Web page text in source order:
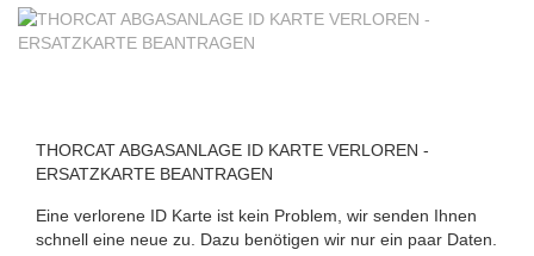
THORCAT ABGASANLAGE ID KARTE VERLOREN -
ERSATZKARTE BEANTRAGEN
Eine verlorene ID Karte ist kein Problem, wir senden Ihnen
schnell eine neue zu. Dazu benötigen wir nur ein paar Daten.